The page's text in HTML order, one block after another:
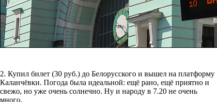
2. Купил билет (30 руб.) до Белорусского и вышел на платформу
Каланчёвки. Погода была идеальной: ещё рано, ещё приятно и
свежо, но уже очень солнечно. Ну и народу в 7.20 не очень
много.